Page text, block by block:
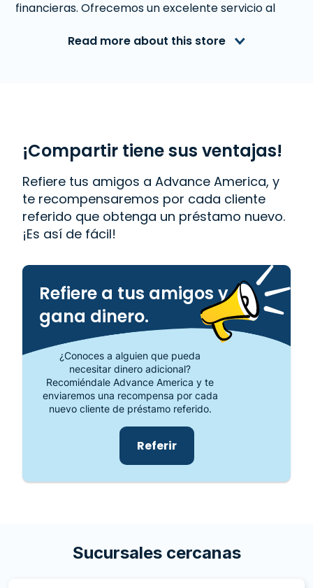
financieras. Ofrecemos un excelente servicio al
necesitan dinero inmediato. Con nosotros obtener
Auburn Hills, MI 48326.
Read more about this store
¡Compartir tiene sus ventajas!
Refiere tus amigos a Advance America, y
te recompensaremos por cada cliente
referido que obtenga un préstamo nuevo.
¡Es así de fácil!
Refiere a tus amigos y
gana dinero.
¿Conoces a alguien que pueda
necesitar dinero adicional?
Recomiéndale Advance America y te
enviaremos una recompensa por cada
nuevo cliente de préstamo referido.
Referir
Sucursales cercanas